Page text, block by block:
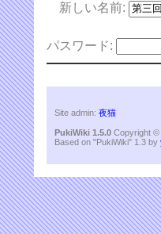
新しい名前:
パスワード:
Site admin:夜猫
PukiWiki 1.5.0 Copyright ©
Based on "PukiWiki" 1.3 by